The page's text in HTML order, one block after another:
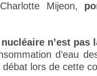
Mijeon,
nucléaire n’est pas
d’eau
lors de cette